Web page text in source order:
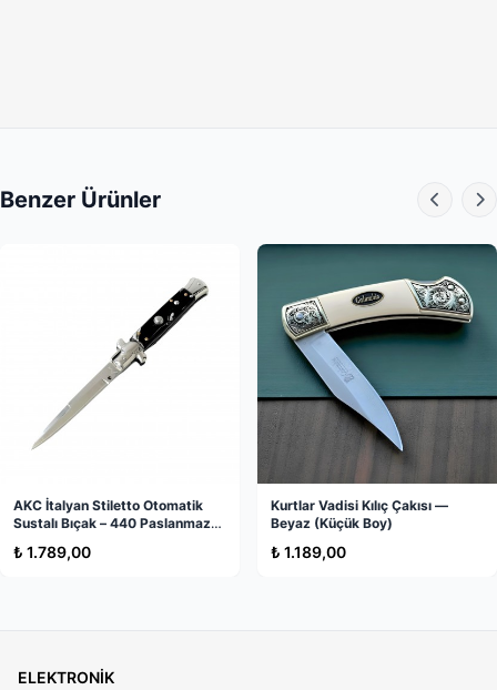
Benzer Ürünler
AKC İtalyan Stiletto Otomatik
Sustalı Bıçak – 440 Paslanmaz
₺ 1.789,00
Kurtlar Vadisi Kılıç Çakısı —
Beyaz (Küçük Boy)
₺ 1.189,00
ELEKTRONİK